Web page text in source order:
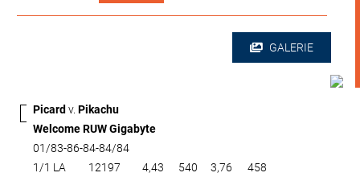
GALERIE
Picard v. Pikachu
Welcome RUW Gigabyte
01/83-86-84-84/84
1/1 LA
12197 4,43 540 3,76
458